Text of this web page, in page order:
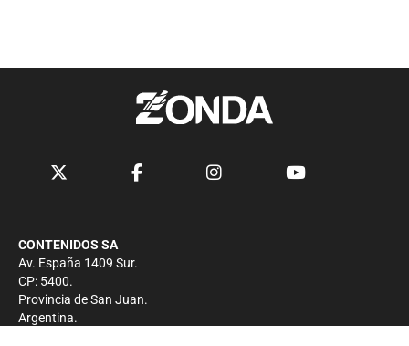
CONTENIDOS SA
Av. España 1409 Sur.
CP: 5400.
Provincia de San Juan.
Argentina.